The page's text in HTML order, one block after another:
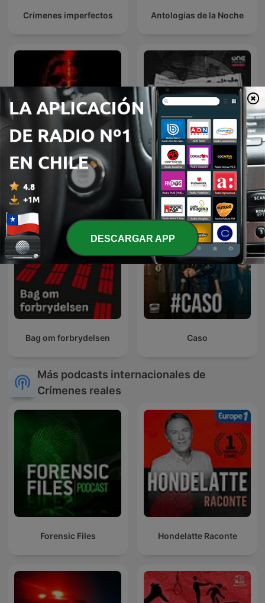
Crímenes imperfectos Antologías de la Noche
Relatos de Terror Nera
Bag om forbrydelsen Caso
Más podcasts internacionales de
Crímenes reales
Forensic Files Hondelatte Raconte
DESCARGAR APP